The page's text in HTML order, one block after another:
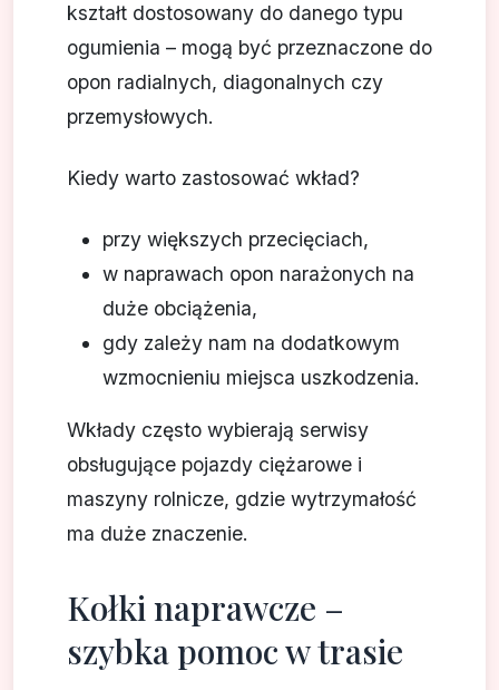
kształt dostosowany do danego typu
ogumienia – mogą być przeznaczone do
opon radialnych, diagonalnych czy
przemysłowych.
Kiedy warto zastosować wkład?
przy większych przecięciach,
w naprawach opon narażonych na
duże obciążenia,
gdy zależy nam na dodatkowym
wzmocnieniu miejsca uszkodzenia.
Wkłady często wybierają serwisy
obsługujące pojazdy ciężarowe i
maszyny rolnicze, gdzie wytrzymałość
ma duże znaczenie.
Kołki naprawcze –
szybka pomoc w trasie